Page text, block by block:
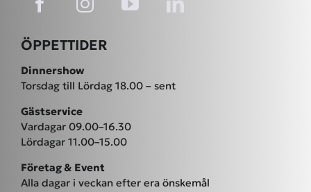
ÖPPETTIDER
Dinnershow
Torsdag till Lördag 18.00 – sent
Gästservice
Vardagar 09.00–16.30
Lördagar 11.00–15.00
Företag & Event
Alla dagar i veckan efter era önskemål